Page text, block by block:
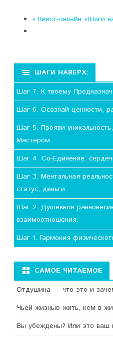
« Квест-онлайн «Шаги
ШАГИ НАВЕРХ:
Шаг 7. К твоему
Шаг 6. Осознай ценности,
Шаг 5. Прояви
Мастером.
Шаг 4. Со-Единение:
Шаг 3. Ментальная
статус, деньги.
Шаг 2. Душевное
взаимоотношения.
Шаг 1. Гармония
САМОЕ ЧИТАЕМОЕ
Отдушина — что это и
Чьей жизнью жить, кем в
Вы убеждены? Или это ваш